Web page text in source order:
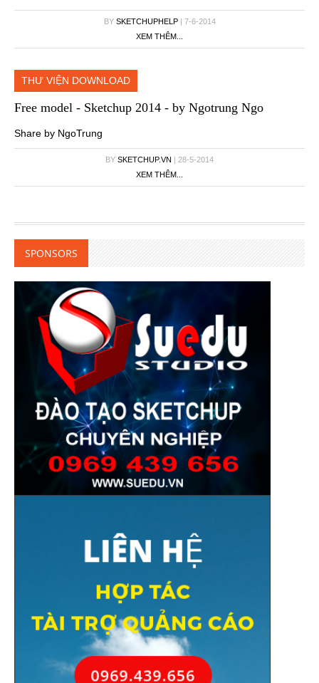
BY SKETCHUPHELP| 7-6-2014
XEM THÊM...
THƯ VIỆN DOWNLOAD
Free model - Sketchup 2014 - by Ngotrung Ngo
Share by NgoTrung
BY SKETCHUP.VN | 28-5-2014
XEM THÊM...
SPONSORS